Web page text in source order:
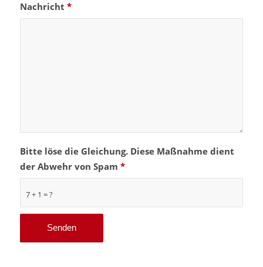
Nachricht *
7 + 1 = ?
Bitte löse die Gleichung. Diese Maßnahme dient
der Abwehr von Spam *